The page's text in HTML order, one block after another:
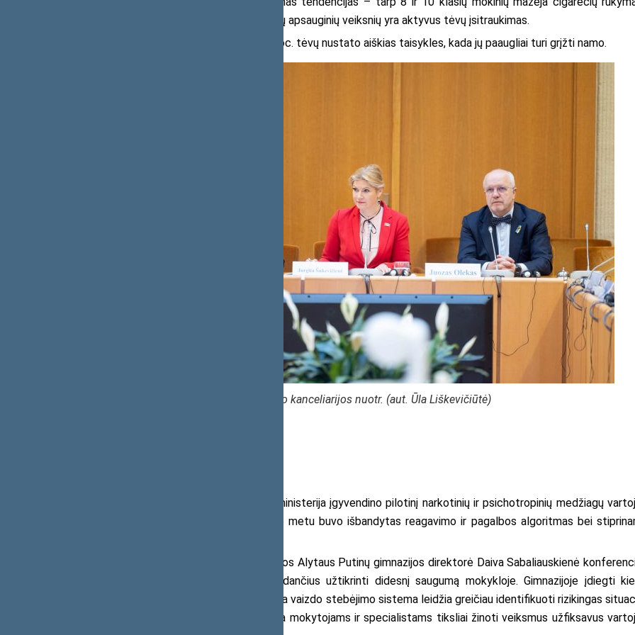
alkoholio vartojimas. Vienas svarbiausių apsauginių veiksnių yra aktyvus tėvų įsitraukimas.
2024 m. duomenimis, net 96 proc. tėvų nustato aiškias taisykles, kada jų paaugliai turi grįžti namo.
Seimo kanceliarijos nuotr. (aut. Ūla Liškevičiūtė)
2023–2024 m. Vidaus reikalų ministerija įgyvendino pilotinį narkotinių ir psichotropinių medžiagų
prevencijos mokyklose projektą, kurio metu buvo išbandytas reagavimo ir pagalbos algoritmas bei
Pilotiniame projekte dalyvavusios Alytaus Putinų gimnazijos direktorė Daiva Sabaliauskienė
pristatė praktinius sprendimus, padedančius užtikrinti didesnį saugumą mokykloje. Gimnazijoje įdiegti
dalelių aptikimo detektoriai ir atnaujinta vaizdo stebėjimo sistema leidžia greičiau identifikuoti rizikingas
o aiškus reagavimo algoritmas padeda mokytojams ir specialistams tiksliai žinoti veiksmus užfiksavus